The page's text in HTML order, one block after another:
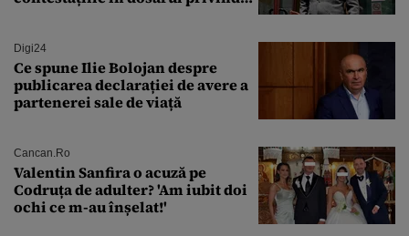
Digi24
Ce spune Ilie Bolojan despre
publicarea declarației de avere a
partenerei sale de viață
Cancan.ro
Valentin Sanfira o acuză pe
Codruța de adulter? 'Am iubit doi
ochi ce m-au înșelat!'